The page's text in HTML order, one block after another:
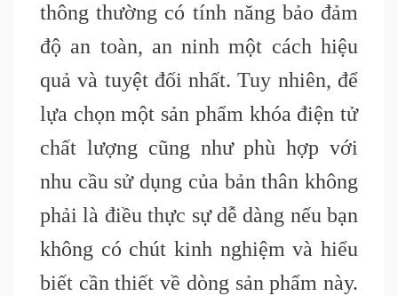
thông thường có tính năng bảo đảm
độ an toàn, an ninh một cách hiệu
quả và tuyệt đối nhất. Tuy nhiên, để
lựa chọn một sản phẩm khóa điện tử
chất lượng cũng như phù hợp với
nhu cầu sử dụng của bản thân không
phải là điều thực sự dễ dàng nếu bạn
không có chút kinh nghiệm và hiểu
biết cần thiết về dòng sản phẩm này.